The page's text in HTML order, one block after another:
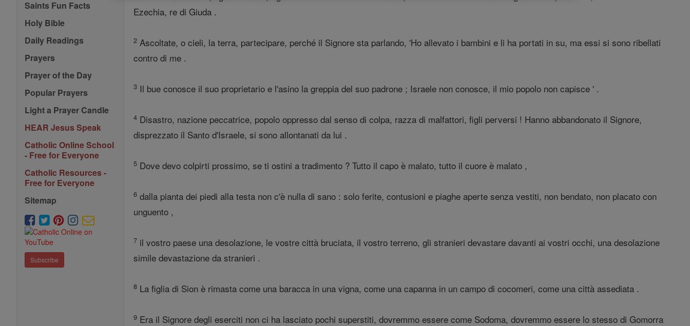
Saints Fun Facts
Holy Bible
Daily Readings
Prayers
Prayer of the Day
Popular Prayers
Light a Prayer Candle
HEAR Jesus Speak
Catholic Online School
- Free for Everyone
Catholic Resources -
Free for Everyone
Sitemap
Subscribe
Ezechia, re di Giuda .
2 Ascoltate, o cieli, la terra, partecipare, perché il Signore sta parlando, 'Ho allevato i bambini e li ha portati in su, ma essi si sono ribellati
contro di me .
3 Il bue conosce il suo proprietario e l'asino la greppia del suo padrone ; Israele non conosce, il mio popolo non capisce ' .
4 Disastro, nazione peccatrice, popolo oppresso dal senso di colpa, razza di malfattori, figli perversi ! Hanno abbandonato il Signore,
disprezzato il Santo d'Israele, si sono allontanati da lui .
5 Dove devo colpirti prossimo, se ti ostini a tradimento ? Tutto il capo è malato, tutto il cuore è malato ,
6 dalla pianta dei piedi alla testa non c'è nulla di sano : solo ferite, contusioni e piaghe aperte senza vestiti, non bendato, non placato con
unguento ,
7 il vostro paese una desolazione, le vostre città bruciata, il vostro terreno, gli stranieri devastare davanti ai vostri occhi, una desolazione
simile devastazione da stranieri .
8 La figlia di Sion è rimasta come una baracca in una vigna, come una capanna in un campo di cocomeri, come una città assediata .
9 Era il Signore degli eserciti non ci ha lasciato pochi superstiti, dovremmo essere come Sodoma, dovremmo essere lo stesso di Gomorra